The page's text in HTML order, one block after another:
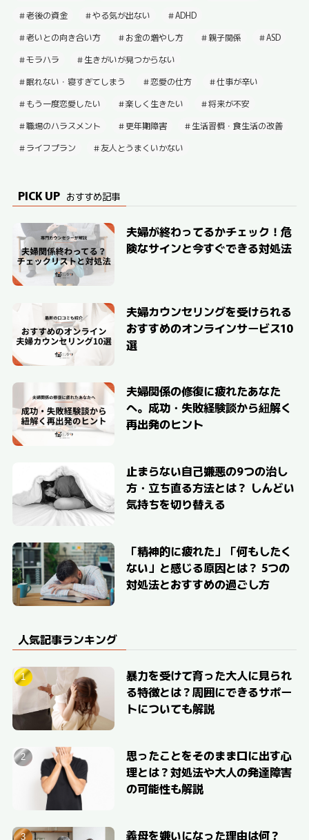
老後の資金
やる気が出ない
ADHD
老いとの向き合い方
お金の増やし方 親子関係
ASD
モラハラ
生きがいが見つからない
眠れない・寝すぎてしまう
恋愛の仕方
仕事が辛い
もう一度恋愛したい
楽しく生きたい
将来が不安
職場のハラスメント
更年期障害
生活習慣・食生活の改善
ライフプラン
友人とうまくいかない
PICK UP おすすめ記事
夫婦が終わってるかチェック！危
険なサインと今すぐできる対処法
夫婦カウンセリングを受けられる
おすすめのオンラインサービス10
選
夫婦関係の修復に疲れたあなた
へ。成功・失敗経験談から紐解く
再出発のヒント
止まらない自己嫌悪の9つの治し
方・立ち直る方法とは？ しんどい
気持ちを切り替える
「精神的に疲れた」「何もしたく
ない」と感じる原因とは？ 5つの
対処法とおすすめの過ごし方
人気記事ランキング
暴力を受けて育った大人に見られ
る特徴とは？周囲にできるサポー
トについても解説
思ったことをそのまま口に出す心
理とは？対処法や大人の発達障害
の可能性も解説
義母を嫌いになった理由は何？